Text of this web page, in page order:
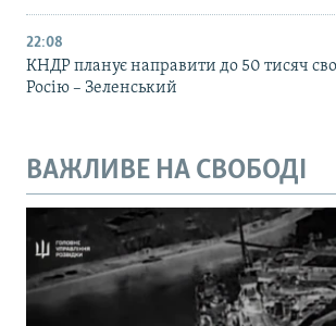
22:08
КНДР планує направити до 50 тисяч
Росію – Зеленський
ВАЖЛИВЕ НА СВОБОДІ